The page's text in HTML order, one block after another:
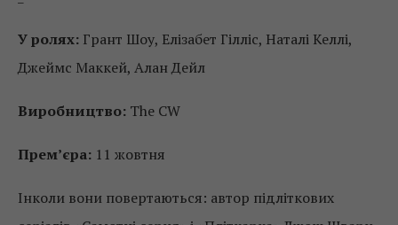
У ролях: Грант Шоу, Елізабет Гілліс, Наталі Келлі,
Джеймс Маккей, Алан Дейл
Виробництво: The CW
Прем’єра: 11 жовтня
Інколи вони повертаються: автор підліткових